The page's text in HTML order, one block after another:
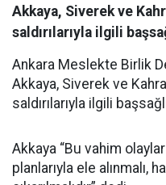
Akkaya, Siverek ve
saldırılarıyla ilgili
Ankara Meslekte Birlik
Akkaya, Siverek ve
saldırılarıyla ilgili
Akkaya “Bu vahim
planlarıyla ele alınmalı,